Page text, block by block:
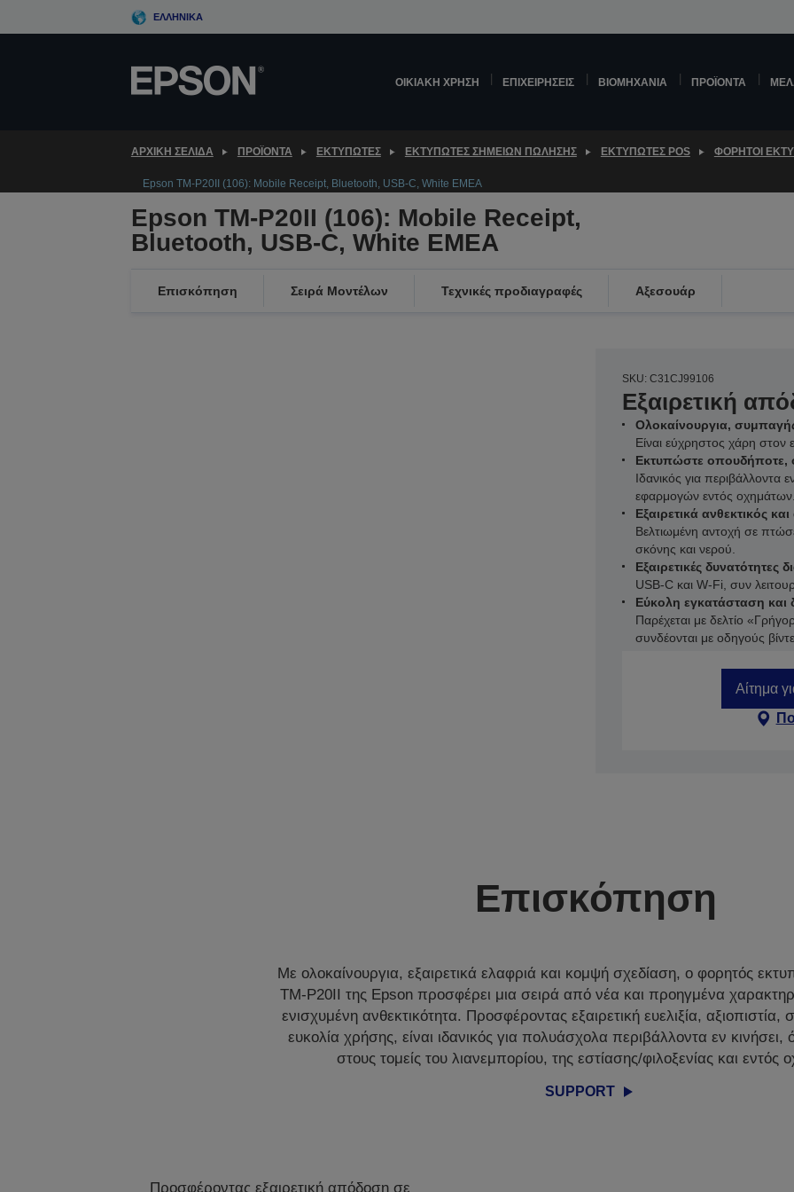
to
ΕΛΛΗΝΙΚΆ
ΟΙΚΙΑΚΉ ΧΡΉΣΗ ΕΠΙΧΕΙΡΉΣΕΙΣ ΒΙΟΜΗΧΑΝΊΑ ΠΡΟΪΌΝΤΑ
ΑΡΧΙΚΗ ΣΕΛΙΔΑ ΠΡΟΪΌΝΤΑ ΕΚΤΥΠΩΤΈΣ ΕΚΤΥΠΩΤΈΣ ΣΗΜΕΊΩΝ ΠΏΛΗΣΗΣ ΕΚΤΥΠΩΤΈΣ POS ΦΟΡΗΤΟΊ
Epson TM-P20II (106): Mobile Receipt, Bluetooth, USB-C, White EMEA
Epson TM-P20II (106): Mobile Receipt,
Bluetooth, USB-C, White EMEA
Επισκόπηση Σειρά Μοντέλων Τεχνικές προδιαγραφές Αξεσουάρ
SKU: C31CJ99106
Εξαιρετική
Ολοκαίνουργια,
Είναι εύχρηστος χάρη στον
Εκτυπώστε οπουδήποτε,
Ιδανικός για περιβάλλοντα
εφαρμογών εντός
Εξαιρετικά ανθεκτικός
Βελτιωμένη αντοχή σε
σκόνης και νερού.
Εξαιρετικές δυνατότητες
USB-C και W-Fi, συν
Εύκολη εγκατάσταση
Παρέχεται με δελτίο
συνδέονται με οδηγούς
Αίτημα
Επισκόπηση
Με ολοκαίνουργια, εξαιρετικά ελαφριά και κομψή σχεδίαση, ο φορητός
TM-P20II της Epson προσφέρει μια σειρά από νέα και προηγμένα
ενισχυμένη ανθεκτικότητα. Προσφέροντας εξαιρετική ευελιξία, αξιοπιστία,
ευκολία χρήσης, είναι ιδανικός για πολυάσχολα περιβάλλοντα εν
στους τομείς του λιανεμπορίου, της εστίασης/φιλοξενίας και εντός
SUPPORT
Προσφέροντας εξαιρετική απόδοση σε